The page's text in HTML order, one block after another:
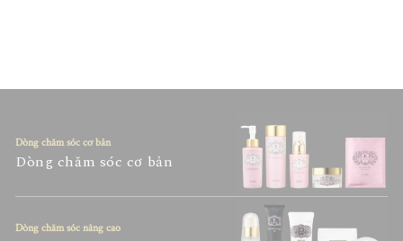
Dòng chăm sóc cơ bản
Dòng chăm sóc cơ bản
Dòng chăm sóc nâng cao